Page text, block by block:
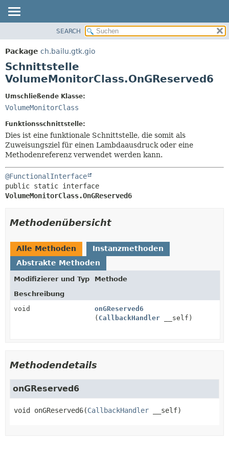
PACKAGE
KLASSE
BAUM
INDEX
KONSTRUKTOR
METHODE
SEARCH
Package ch.bailu.gtk.gio
Schnittstelle
VolumeMonitorClass.OnGReserved6
Umschließende Klasse:
VolumeMonitorClass
Funktionsschnittstelle:
Dies ist eine funktionale Schnittstelle, die somit als
Zuweisungsziel für einen Lambdaausdruck oder eine
Methodenreferenz verwendet werden kann.
@FunctionalInterface
VolumeMonitorClass.OnGReserved6
Methodenübersicht
Alle Methoden
Instanzmethoden
Abstrakte Methoden
Modifizierer und Typ
Methode
Beschreibung
void
onGReserved6
( CallbackHandler __self)
Methodendetails
onGReserved6
void onGReserved6(CallbackHandler __self)